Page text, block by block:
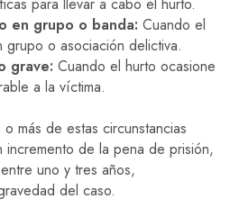
para llevar a cabo el hurto.
en grupo o banda: Cuando el
o asociación delictiva.
grave: Cuando el hurto ocasione
a la víctima.
más de estas circunstancias
incremento de la pena de prisión,
uno y tres años,
del caso.